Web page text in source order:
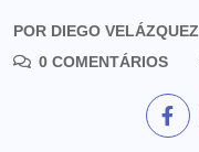
POR DIEGO VELÁZQUEZ
0 COMENTÁRIOS